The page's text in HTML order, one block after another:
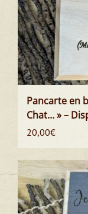
Pancarte en
Chat… » –
20,00€